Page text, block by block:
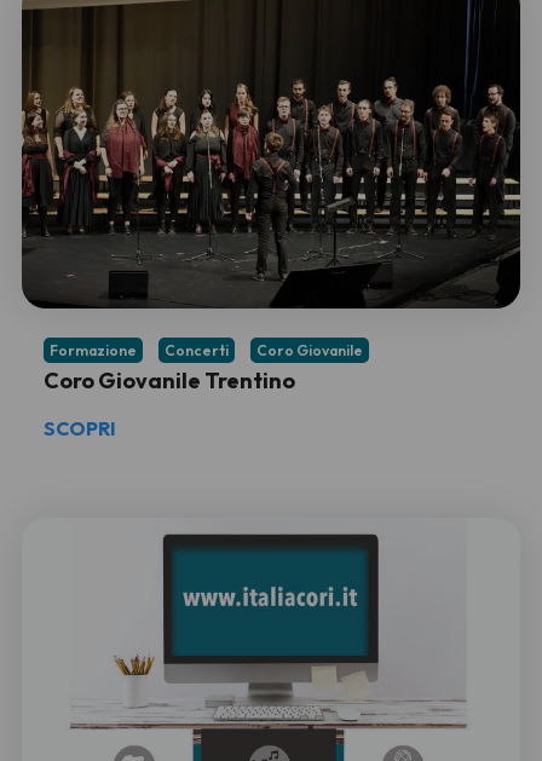
Coro Giovanile Trentino
Formazione Concerti Coro Giovanile
SCOPRI